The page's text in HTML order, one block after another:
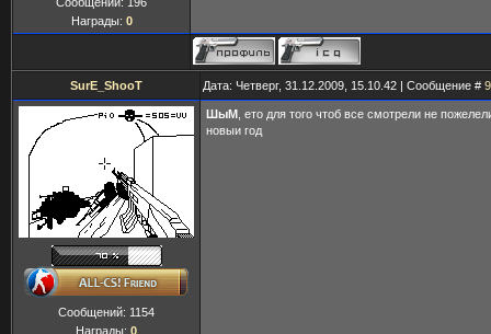
Награды: 0
SurE_ShooT Дата: Четверг, 31.12.2009, 15.10.42 | Сообщение # 9
Сообщений: 1154
Награды: 0
ШыМ , ето для того чтоб все смотрели не
новыи год